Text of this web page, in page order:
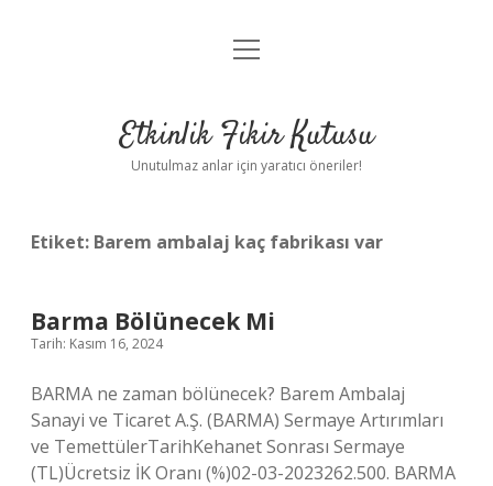
Anasayfa
Yasal Uyarı
menüyü
Etkinlik Fikir Kutusu
Unutulmaz anlar için yaratıcı öneriler!
Etiket: Barem ambalaj kaç fabrikası var
Barma Bölünecek Mi
Tarih: Kasım 16, 2024
BARMA ne zaman bölünecek? Barem Ambalaj
Sanayi ve Ticaret A.Ş. (BARMA) Sermaye Artırımları
ve TemettülerTarihKehanet Sonrası Sermaye
(TL)Ücretsiz İK Oranı (%)02-03-2023262.500. BARMA